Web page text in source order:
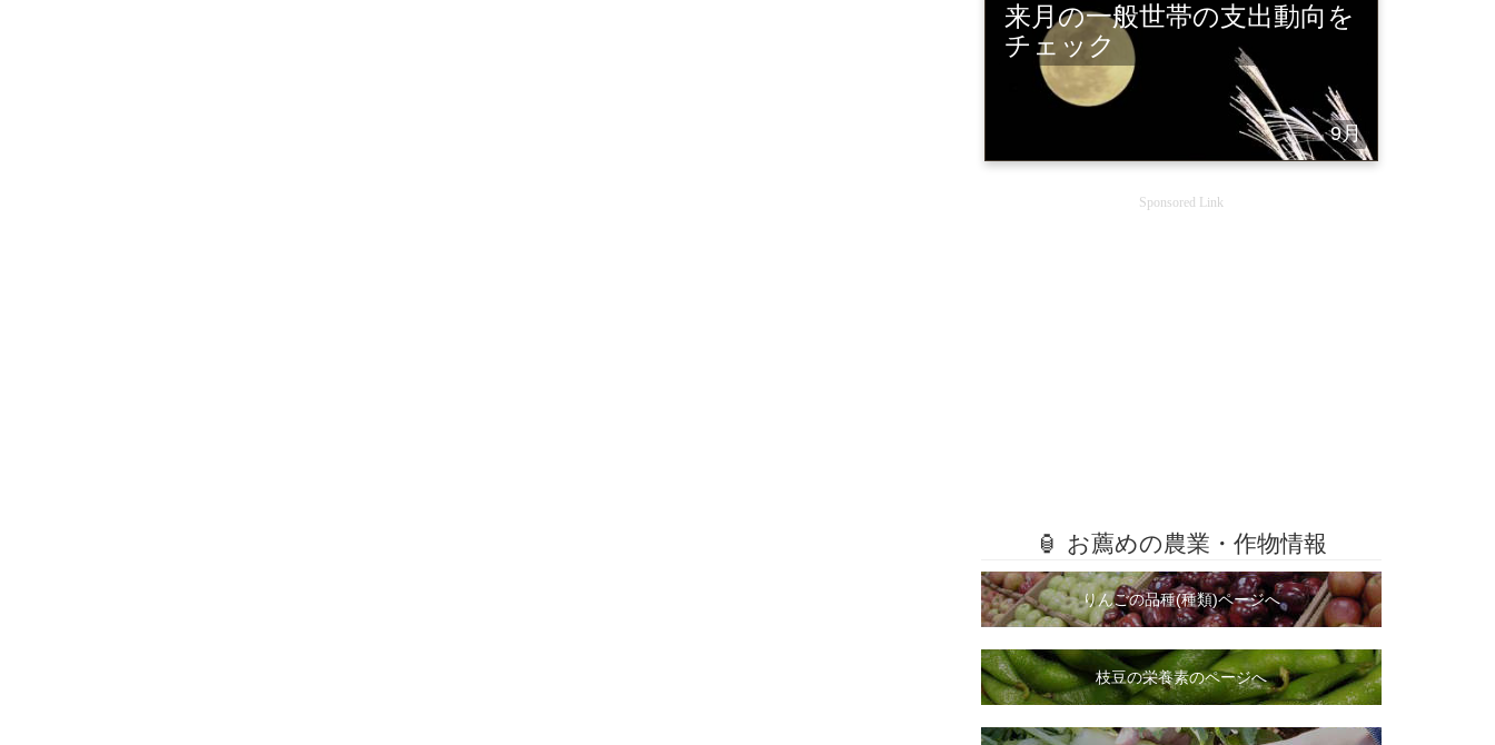
来月の一般世帯の支出動向を
チェック
9月
Sponsored Link
🏮 お薦めの農業・作物情報
りんごの品種(種類)ページへ
枝豆の栄養素のページへ